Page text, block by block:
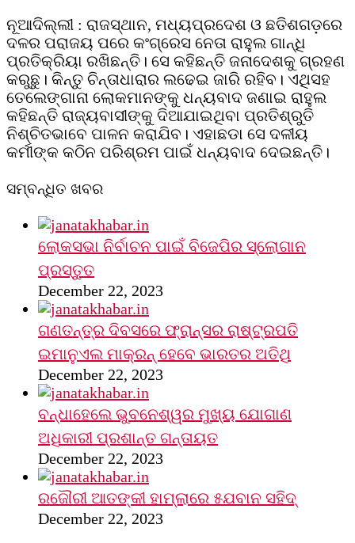
ନୂଆଦିଲ୍ଲୀ : ରାଜସ୍ଥାନ, ମଧ୍ୟପ୍ରଦେଶ ଓ ଛତିଶଗଡ଼ରେ
ଦଳର ପରାଜୟ ପରେ କଂଗ୍ରେସ ନେତା ରାହୁଲ ଗାନ୍ଧି
ପ୍ରତିକ୍ରିୟା ରଖିଛନ୍ତି। ସେ କହିଛନ୍ତି ଜନାଦେଶକୁ ଗ୍ରହଣ
କରୁଛୁ। କିନ୍ତୁ ଚିନ୍ତାଧାରାର ଲଢେଇ ଜାରି ରହିବ। ଏଥିସହ
ତେଲେଙ୍ଗାନା ଲୋକମାନଙ୍କୁ ଧନ୍ୟବାଦ ଜଣାଇ ରାହୁଲ
କହିଛନ୍ତି ରାଜ୍ୟବାସୀଙ୍କୁ ଦିଆଯାଇଥିବା ପ୍ରତିଶ୍ରୁତି
ନିଶ୍ଚିତଭାବେ ପାଳନ କରାଯିବ। ଏହାଛଡା ସେ ଦଳୀୟ
କର୍ମୀଙ୍କ କଠିନ ପରିଶ୍ରମ ପାଇଁ ଧନ୍ୟବାଦ ଦେଇଛନ୍ତି।
ସମ୍ବନ୍ଧିତ ଖବର
ଲୋକସଭା ନିର୍ବାଚନ ପାଇଁ ବିଜେପିର ସ୍ଲୋଗାନ
ପ୍ରସ୍ତୁତ
December 22, 2023
ଗଣତନ୍ତ୍ର ଦିବସରେ ଫ୍ରାନ୍ସର ରାଷ୍ଟ୍ରପତି
ଇମାନୁଏଲ ମାକ୍ରନ୍‌ ହେବେ ଭାରତର ଅତିଥି
December 22, 2023
ବନ୍ଧାହେଲେ ଭୁବନେଶ୍ୱର ମୁଖ୍ୟ ଯୋଗାଣ
ଅଧିକାରୀ ପ୍ରଶାନ୍ତ ଗନ୍ତାୟତ
December 22, 2023
ରଜୌରୀ ଆତଙ୍କୀ ହାମ୍‌ଲାରେ ୫ଯବାନ ସହିଦ୍
December 22, 2023